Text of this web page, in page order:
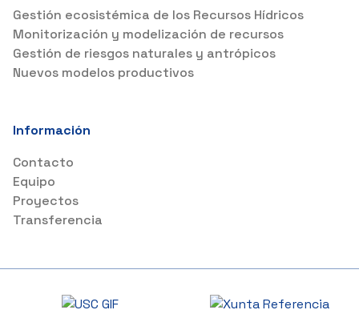
Gestión ecosistémica de los Recursos Hídricos
Monitorización y modelización de recursos
Gestión de riesgos naturales y antrópicos
Nuevos modelos productivos
Información
Contacto
Equipo
Proyectos
Transferencia